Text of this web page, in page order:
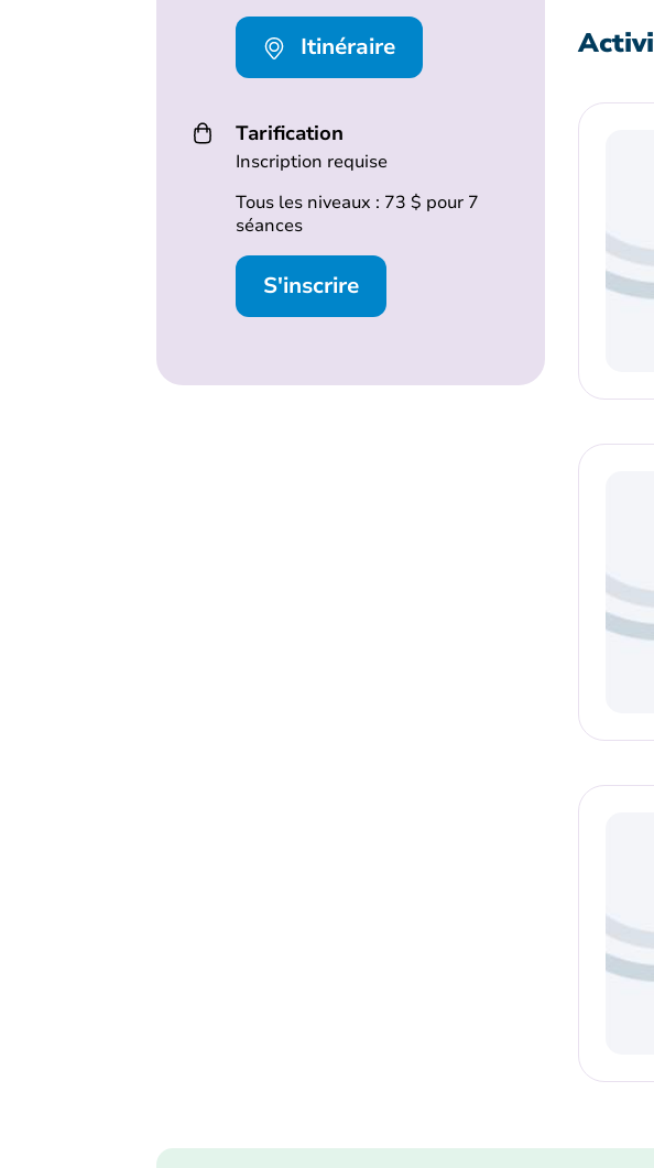
Itinéraire
Tarification
Inscription requise
Tous les niveaux : 73 $ pour 7
séances
S'inscrire